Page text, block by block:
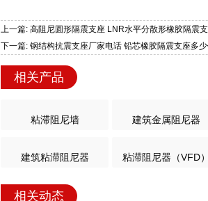
上一篇: 高阻尼圆形隔震支座 LNR水平分散形橡胶隔震
下一篇: 钢结构抗震支座厂家电话 铅芯橡胶隔震支座多
相关产品
粘滞阻尼墙 建筑金属阻尼器
建筑粘滞阻尼器 粘滞阻尼器（VFD）
相关动态